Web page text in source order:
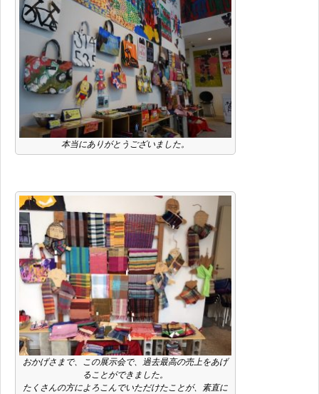
本当にありがとうございました。
おかげさまで、この展示会で、過去最高の売上をあげ
ることができました。
たくさんの方によろこんでいただけたことが、素直に